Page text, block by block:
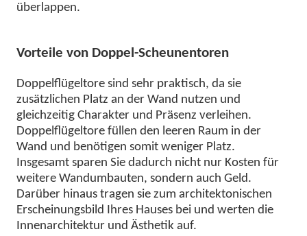
überlappen.
Vorteile von Doppel-Scheunentoren
Doppelflügeltore sind sehr praktisch, da sie
zusätzlichen Platz an der Wand nutzen und
gleichzeitig Charakter und Präsenz verleihen.
Doppelflügeltore füllen den leeren Raum in der
Wand und benötigen somit weniger Platz.
Insgesamt sparen Sie dadurch nicht nur Kosten für
weitere Wandumbauten, sondern auch Geld.
Darüber hinaus tragen sie zum architektonischen
Erscheinungsbild Ihres Hauses bei und werten die
Innenarchitektur und Ästhetik auf.